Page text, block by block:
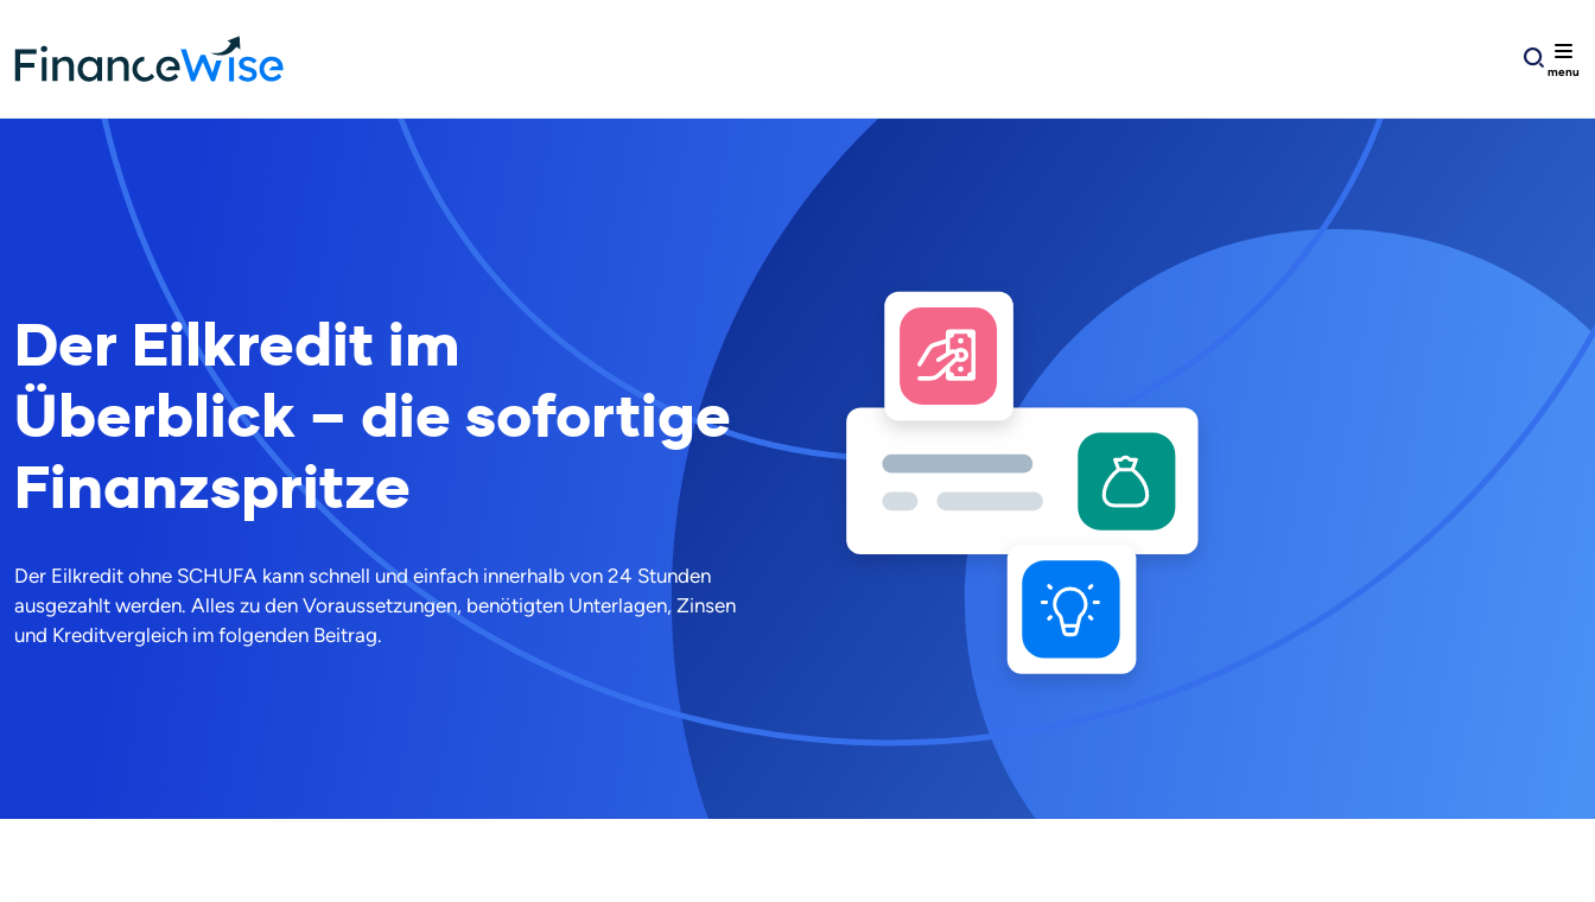
Eilkredit
Der Eilkredit im
Überblick – die sofortige
Finanzspritze
Der Eilkredit ohne SCHUFA kann schnell und einfach innerhalb von 24 Stunden
ausgezahlt werden. Alles zu den Voraussetzungen, benötigten Unterlagen, Zinsen
und Kreditvergleich im folgenden Beitrag.